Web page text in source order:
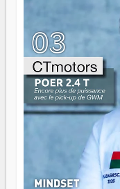
ont la force, les
n'est pas un
d'équipage.
Surtout vos
n'importe quel
Il faut juste
même sens.